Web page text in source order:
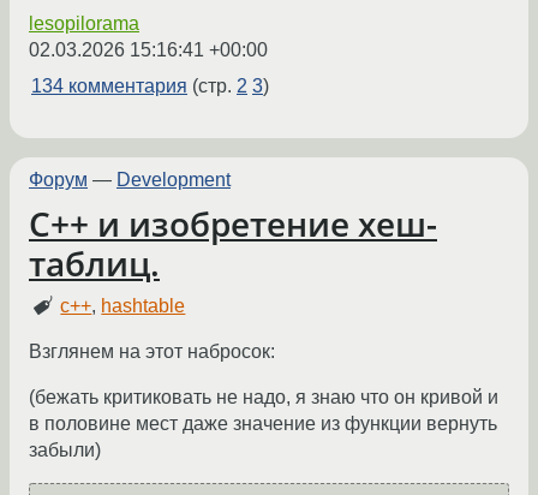
lesopilorama
02.03.2026 15:16:41 +00:00
134 комментария (стр. 2 3)
Форум — Development
C++ и изобретение хеш-
таблиц.
c++, hashtable
Взглянем на этот набросок:
(бежать критиковать не надо, я знаю что он кривой и
в половине мест даже значение из функции вернуть
забыли)